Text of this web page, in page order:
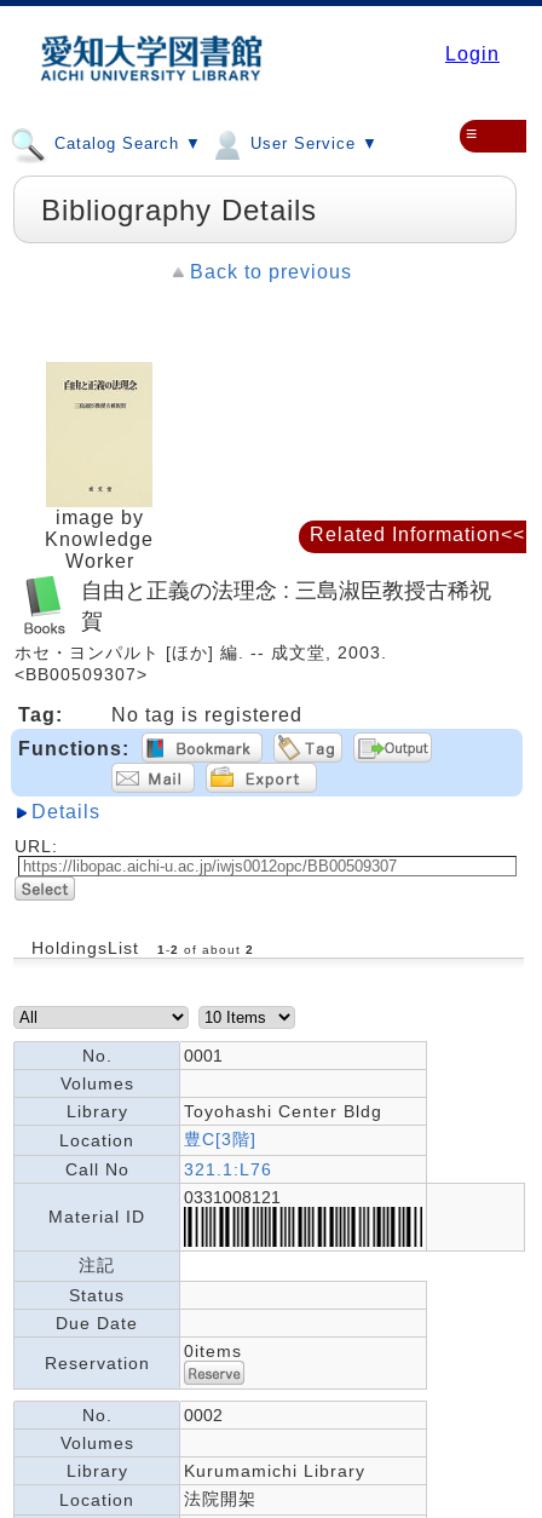
Login
Catalog Search ▼ User Service ▼ ≡
Bibliography Details
Back to previous
image by
Knowledge
Worker
自由と正義の法理念 : 三島淑臣教授古稀祝
賀
ホセ・ヨンパルト [ほか] 編. -- 成文堂, 2003.
<BB00509307>
Tag:
No tag is registered
Functions:
Details
URL:
HoldingsList 1 -2 of about 2
No.
0001
Volumes
Library
Toyohashi Center Bldg
Location
豊C[3階]
Call No
321.1:L76
Material ID
0331008121
注記
Status
Due Date
Reservation
0items
No.
0002
Volumes
Library
Kurumamichi Library
Location
法院開架
Related Information<<